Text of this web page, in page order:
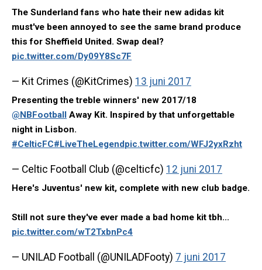
The Sunderland fans who hate their new adidas kit
must've been annoyed to see the same brand produce
this for Sheffield United. Swap deal?
pic.twitter.com/Dy09Y8Sc7F
— Kit Crimes (@KitCrimes) 13 juni 2017
Presenting the treble winners' new 2017/18
@NBFootball Away Kit. Inspired by that unforgettable
night in Lisbon.
#CelticFC#LiveTheLegendpic.twitter.com/WFJ2yxRzht
— Celtic Football Club (@celticfc) 12 juni 2017
Here's Juventus' new kit, complete with new club badge.
Still not sure they've ever made a bad home kit tbh...
pic.twitter.com/wT2TxbnPc4
— UNILAD Football (@UNILADFooty) 7 juni 2017